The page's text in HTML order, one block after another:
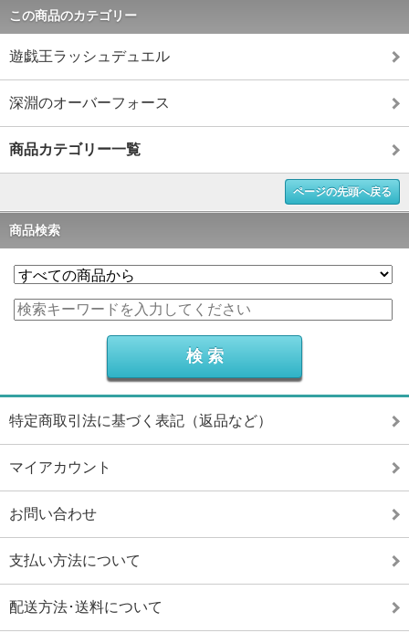
この商品のカテゴリー
遊戯王ラッシュデュエル
深淵のオーバーフォース
商品カテゴリー一覧
ページの先頭へ戻る
商品検索
特定商取引法に基づく表記（返品など）
マイアカウント
お問い合わせ
支払い方法について
配送方法･送料について